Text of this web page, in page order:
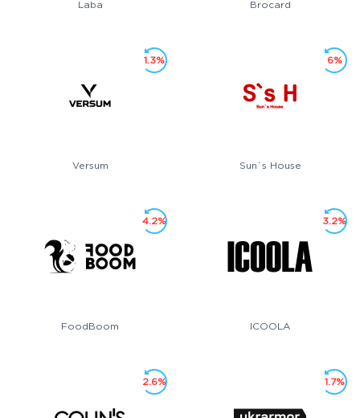
Laba Brocard
Versum
1.3%
Sun`s House
6%
FoodBoom
4.2%
ICOOLA
3.2%
2.6% 1.7%